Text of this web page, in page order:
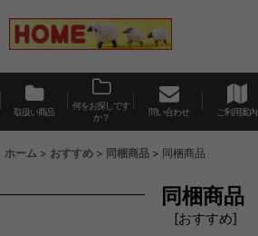
取扱い商品
何をお探しです
か？
問い合わせ ご利用案内
ホーム > おすすめ > 同梱商品 > 同梱商品
同梱商品
[おすすめ]